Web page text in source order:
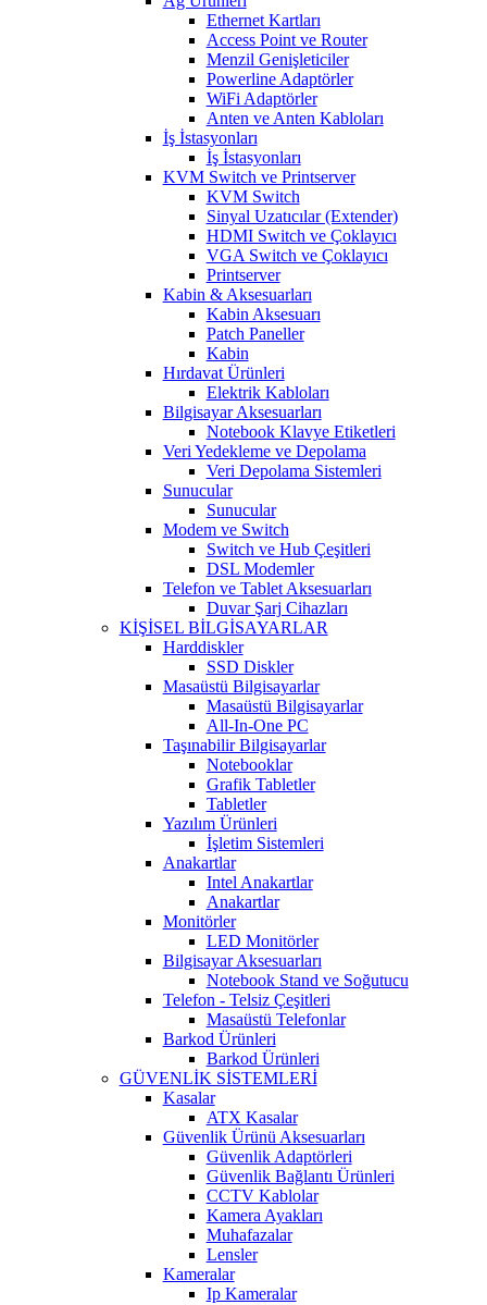
Ethernet Kartları
Access Point ve Router
Menzil Genişleticiler
Powerline Adaptörler
WiFi Adaptörler
Anten ve Anten Kabloları
İş İstasyonları
İş İstasyonları
KVM Switch ve Printserver
KVM Switch
Sinyal Uzatıcılar (Extender)
HDMI Switch ve Çoklayıcı
VGA Switch ve Çoklayıcı
Printserver
Kabin & Aksesuarları
Kabin Aksesuarı
Patch Paneller
Kabin
Hırdavat Ürünleri
Elektrik Kabloları
Bilgisayar Aksesuarları
Notebook Klavye Etiketleri
Veri Yedekleme ve Depolama
Veri Depolama Sistemleri
Sunucular
Sunucular
Modem ve Switch
Switch ve Hub Çeşitleri
DSL Modemler
Telefon ve Tablet Aksesuarları
Duvar Şarj Cihazları
KİŞİSEL BİLGİSAYARLAR
Harddiskler
SSD Diskler
Masaüstü Bilgisayarlar
Masaüstü Bilgisayarlar
All-In-One PC
Taşınabilir Bilgisayarlar
Notebooklar
Grafik Tabletler
Tabletler
Yazılım Ürünleri
İşletim Sistemleri
Anakartlar
Intel Anakartlar
Anakartlar
Monitörler
LED Monitörler
Bilgisayar Aksesuarları
Notebook Stand ve Soğutucu
Telefon - Telsiz Çeşitleri
Masaüstü Telefonlar
Barkod Ürünleri
Barkod Ürünleri
GÜVENLİK SİSTEMLERİ
Kasalar
ATX Kasalar
Güvenlik Ürünü Aksesuarları
Güvenlik Adaptörleri
Güvenlik Bağlantı Ürünleri
CCTV Kablolar
Kamera Ayakları
Muhafazalar
Lensler
Kameralar
Ip Kameralar